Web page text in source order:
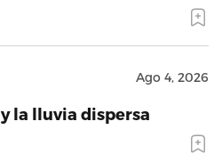
Ago 4, 2026
la lluvia dispersa